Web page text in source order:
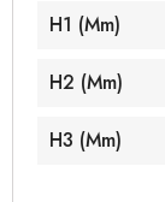
H1 (mm)
H2 (mm)
H3 (mm)